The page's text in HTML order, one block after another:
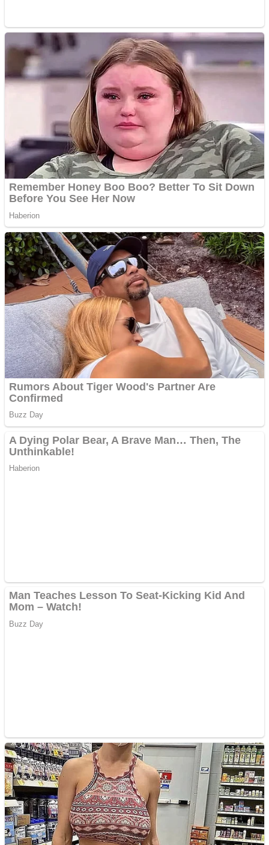
Creez aplicatie
ANDROID pentru siteul
Creez aplicatie
ANDROID pentru siteul
tau
Anuntul tau apare in mai
multe ziare online
Apartamente 2 camere
Aplică acum pentru toate
tipurile de împrumuturi
și obține bani urgent!